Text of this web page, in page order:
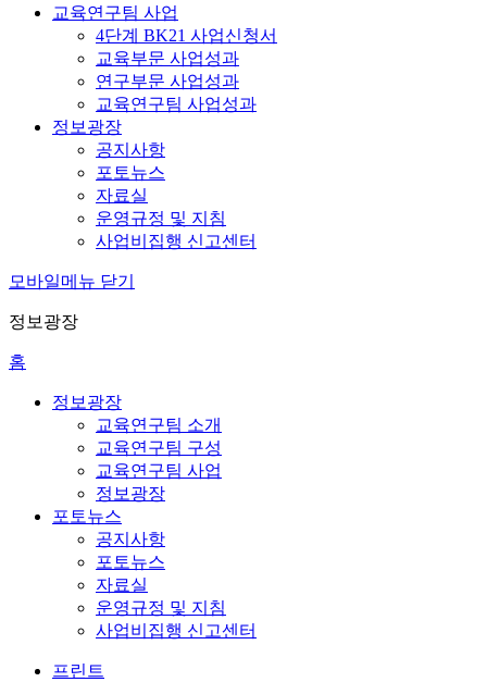
교육연구팀 사업
4단계 BK21 사업신청서
교육부문 사업성과
연구부문 사업성과
교육연구팀 사업성과
정보광장
공지사항
포토뉴스
자료실
운영규정 및 지침
사업비집행 신고센터
모바일메뉴 닫기
정보광장
홈
정보광장
교육연구팀 소개
교육연구팀 구성
교육연구팀 사업
정보광장
포토뉴스
공지사항
포토뉴스
자료실
운영규정 및 지침
사업비집행 신고센터
프린트